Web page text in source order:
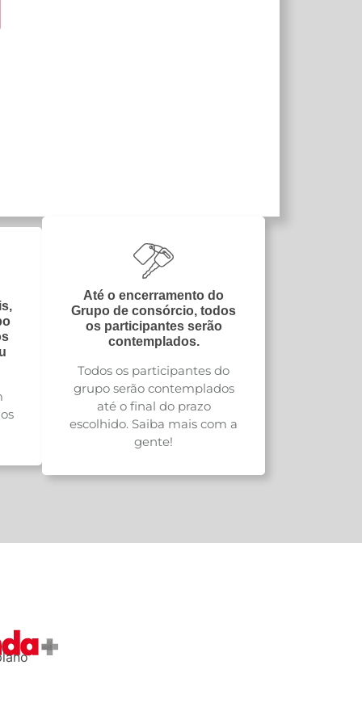
Até o encerramento do
Grupo de consórcio, todos
os participantes serão
contemplados.
Todos os participantes do
grupo serão contemplados
até o final do prazo
escolhido. Saiba mais com a
gente!